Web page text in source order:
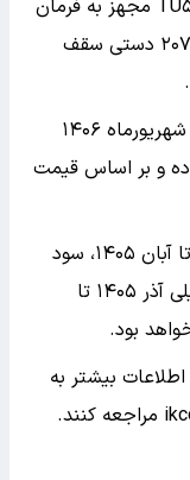
پلاس دوگانه‌سوز، سورن پلاس با موتور TU۵P مجهز به فرمان
برقی، پژو ۲۰۷ دستی سقف شیشه‌ای، پژو ۲۰۷ دستی سقف
موعد تحویل خودروها از مهرماه ۱۴۰۵ تا شهریورماه ۱۴۰۶
و بر اساس قیمت
در این طرح برای خودروهای تحویلی مهر تا آبان ۱۴۰۵، سود
مشارکت ۱۷ درصد و برای خودروهای تحویلی آذر ۱۴۰۵ تا
بیشتر به